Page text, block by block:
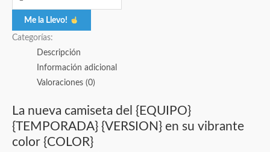
Me la Llevo!
Categorías:
Descripción
Información adicional
Valoraciones (0)
La nueva camiseta del {EQUIPO}
{TEMPORADA} {VERSION} en su vibrante
color {COLOR}